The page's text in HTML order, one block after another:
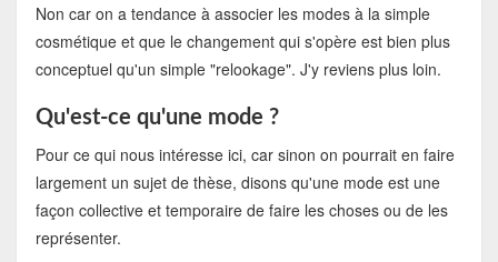
Non car on a tendance à associer les modes à la simple
cosmétique et que le changement qui s'opère est bien plus
conceptuel qu'un simple "relookage". J'y reviens plus loin.
Qu'est-ce qu'une mode ?
Pour ce qui nous intéresse ici, car sinon on pourrait en faire
largement un sujet de thèse, disons qu'une mode est une
façon collective et temporaire de faire les choses ou de les
représenter.